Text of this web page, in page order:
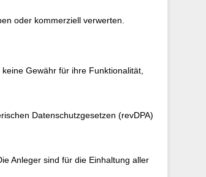
oder kommerziell verwerten.
Gewähr für ihre Funktionalität,
Datenschutzgesetzen (revDPA)
Anleger sind für die Einhaltung aller